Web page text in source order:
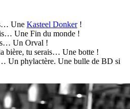
Une Kasteel Donker!
Une Fin du monde !
Un Orval !
bière, tu serais… Une botte !
Un phylactère. Une bulle de BD si